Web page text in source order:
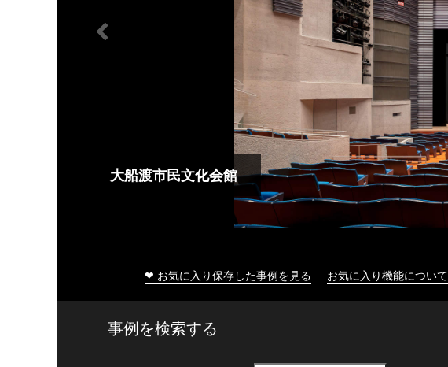
大船渡市民文化会館
❤ お気に入り保存した事例を見る お気に入り機能について
事例を検索する